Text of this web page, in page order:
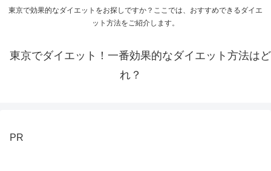
東京で効果的なダイエットをお探しですか？ここでは、おすすめできるダイエ
ット方法をご紹介します。
東京でダイエット！一番効果的なダイエット方法はど
れ？
PR